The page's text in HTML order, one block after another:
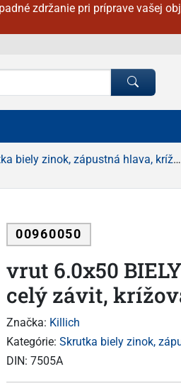
zdržanie pri príprave vašej
biely zinok, zápustná hlava, krížová drážka
00960050
vrut 6.0x50
celý závit,
Značka: Killich
Kategórie: Skrutka biely zinok,
DIN: 7505A